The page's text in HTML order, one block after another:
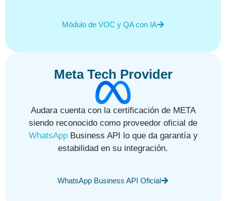
Módulo de VOC y QA con IA
Meta Tech Provider
Audara cuenta con la certificación de META
siendo reconocido como proveedor oficial de
WhatsAppBusiness API lo que da garantía y
estabilidad en su integración.
WhatsApp Business API Oficial